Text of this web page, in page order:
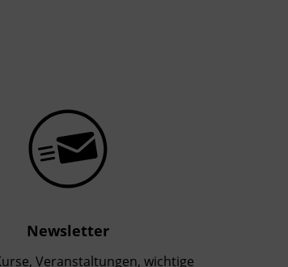
Newsletter
Veranstaltungen, wichtige